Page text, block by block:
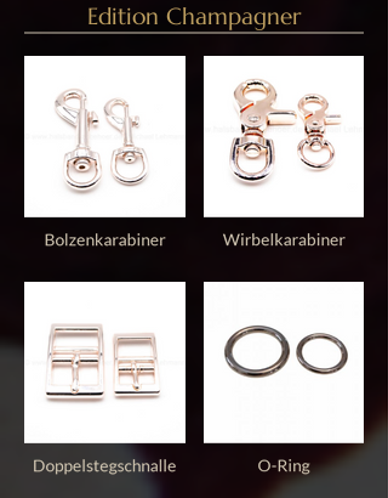
Edition Champagner